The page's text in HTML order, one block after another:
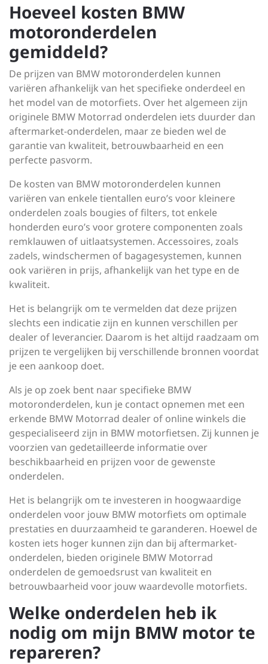
Hoeveel kosten BMW
motoronderdelen
gemiddeld?
De prijzen van BMW motoronderdelen kunnen
variëren afhankelijk van het specifieke onderdeel en
het model van de motorfiets. Over het algemeen zijn
originele BMW Motorrad onderdelen iets duurder dan
aftermarket-onderdelen, maar ze bieden wel de
garantie van kwaliteit, betrouwbaarheid en een
perfecte pasvorm.
De kosten van BMW motoronderdelen kunnen
variëren van enkele tientallen euro’s voor kleinere
onderdelen zoals bougies of filters, tot enkele
honderden euro’s voor grotere componenten zoals
remklauwen of uitlaatsystemen. Accessoires, zoals
zadels, windschermen of bagagesystemen, kunnen
ook variëren in prijs, afhankelijk van het type en de
kwaliteit.
Het is belangrijk om te vermelden dat deze prijzen
slechts een indicatie zijn en kunnen verschillen per
dealer of leverancier. Daarom is het altijd raadzaam om
prijzen te vergelijken bij verschillende bronnen voordat
je een aankoop doet.
Als je op zoek bent naar specifieke BMW
motoronderdelen, kun je contact opnemen met een
erkende BMW Motorrad dealer of online winkels die
gespecialiseerd zijn in BMW motorfietsen. Zij kunnen je
voorzien van gedetailleerde informatie over
beschikbaarheid en prijzen voor de gewenste
onderdelen.
Het is belangrijk om te investeren in hoogwaardige
onderdelen voor jouw BMW motorfiets om optimale
prestaties en duurzaamheid te garanderen. Hoewel de
kosten iets hoger kunnen zijn dan bij aftermarket-
onderdelen, bieden originele BMW Motorrad
onderdelen de gemoedsrust van kwaliteit en
betrouwbaarheid voor jouw waardevolle motorfiets.
Welke onderdelen heb ik
nodig om mijn BMW motor te
repareren?